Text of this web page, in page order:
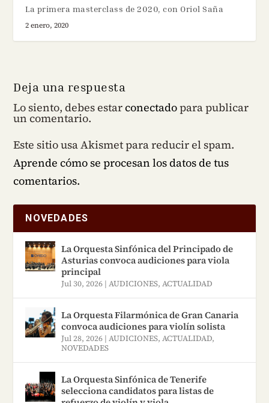
La primera masterclass de 2020, con Oriol Saña
2 enero, 2020
Deja una respuesta
Lo siento, debes estarconectadopara publicar
un comentario.
Este sitio usa Akismet para reducir el spam.
Aprende cómo se procesan los datos de tus
comentarios.
NOVEDADES
La Orquesta Sinfónica del Principado de
Asturias convoca audiciones para viola
principal
Jul 30, 2026 |AUDICIONES,ACTUALIDAD
La Orquesta Filarmónica de Gran Canaria
convoca audiciones para violín solista
Jul 28, 2026 |AUDICIONES,ACTUALIDAD,
NOVEDADES
La Orquesta Sinfónica de Tenerife
selecciona candidatos para listas de